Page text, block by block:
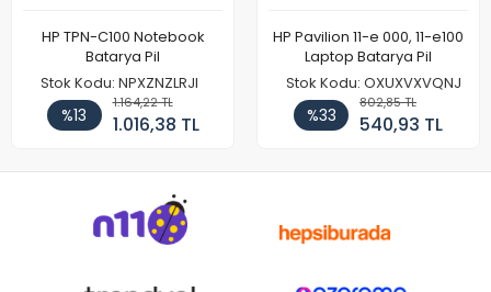
HP TPN-C100 Notebook
Batarya Pil
Stok Kodu: NPXZNZLRJI
%13
1.164,22 TL
1.016,38 TL
HP Pavilion 11-e 000, 11-e100
Laptop Batarya Pil
Stok Kodu: OXUXVXVQNJ
%33
802,85 TL
540,93 TL